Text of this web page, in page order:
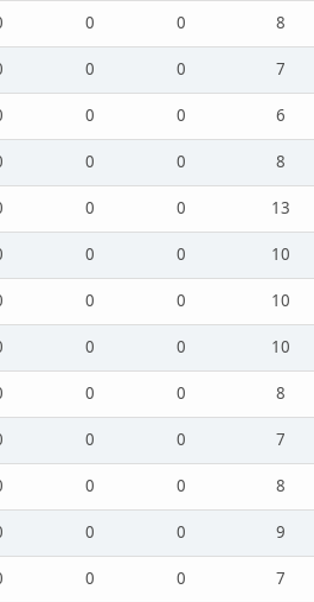
0 0
8
0 0
7
0 0
6
0 0
8
0 0
13
0 0
10
0 0
10
0 0
10
0 0
8
0 0
7
0 0
8
0 0
9
0 0
7